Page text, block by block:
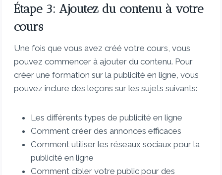
Étape 3: Ajoutez du contenu à votre
cours
Une fois que vous avez créé votre cours, vous
pouvez commencer à ajouter du contenu. Pour
créer une formation sur la publicité en ligne, vous
pouvez inclure des leçons sur les sujets suivants:
Les différents types de publicité en ligne
Comment créer des annonces efficaces
Comment utiliser les réseaux sociaux pour la
publicité en ligne
Comment cibler votre public pour des